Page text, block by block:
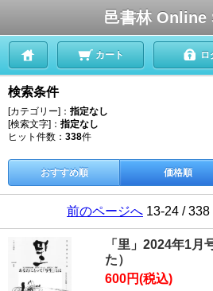
邑書林 Online
カート ロ
検索条件
[カテゴリー]： 指定なし
[検索文字]： 指定なし
ヒット件数： 338件
おすすめ順 価格順
前のページへ 13-24 / 338
「里」2024年1月
た）
600円(税込)